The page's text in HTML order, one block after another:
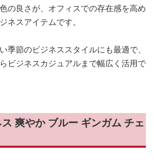
の良さが、オフィスでの存在感を高め
ネスアイテムです。
季節のビジネススタイルにも最適で、
ビジネスカジュアルまで幅広く活用で
爽やか ブルー ギンガム チェ